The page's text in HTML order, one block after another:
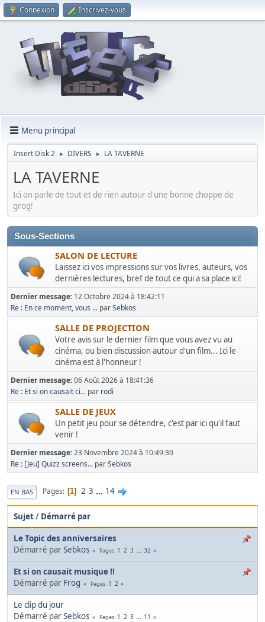
Connexion Inscrivez-vous
Menu principal
Insert Disk 2 ► DIVERS ► LA TAVERNE
LA TAVERNE
Ici on parle de tout et de rien autour d'une bonne choppe de
grog!
Sous-Sections
SALON DE LECTURE
Laissez ici vos impressions sur vos livres, auteurs, vos
dernières lectures, bref de tout ce qui a sa place ici!
Dernier message: 12 Octobre 2024 à 18:42:11
Re : En ce moment, vous ... parSebkos
SALLE DE PROJECTION
Votre avis sur le dernier film que vous avez vu au
cinéma, ou bien discussion autour d'un film... Ici le
cinéma est à l'honneur !
Dernier message:06 Août 2026 à 18:41:36
Re : Et si on causait ci... par rodi
SALLE DE JEUX
Un petit jeu pour se détendre, c'est par ici qu'il faut
venir !
Dernier message:23 Novembre 2024 à 10:49:30
Re : [Jeu] Quizz screens... parSebkos
EN BAS Pages 1 2 3 ... 14
Sujet/ Démarré par
Le Topic des anniversaires
Démarré parSebkos Pages 1 2 3 ... 32
Et si on causait musique !!
Démarré par Frog Pages 1 2
Le clip du jour
Démarré parSebkos Pages 1 2 3 ... 11